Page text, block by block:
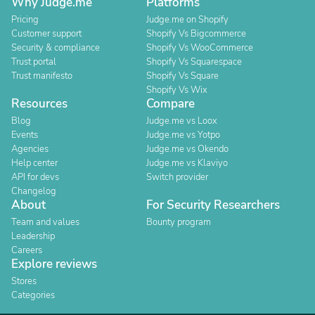
Pricing
Customer support
Security & compliance
Trust portal
Trust manifesto
Judge.me on Shopify
Shopify Vs Bigcommerce
Shopify Vs WooCommerce
Shopify Vs Squarespace
Shopify Vs Square
Shopify Vs Wix
Resources
Blog
Events
Agencies
Help center
API for devs
Changelog
Compare
Judge.me vs Loox
Judge.me vs Yotpo
Judge.me vs Okendo
Judge.me vs Klaviyo
Switch provider
About
Team and values
Leadership
Careers
For Security Researchers
Bounty program
Explore reviews
Stores
Categories